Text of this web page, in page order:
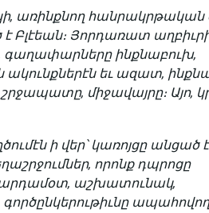
առինքնող
Բլէեան։ Յորդառատ
գաղափարները ինքնաբուխ,
ակունքներէն եւ ազատ,
միջավայրը։ Այո,
ի վեր՝ կառոյցը անցած է
որոնք դպրոցը
աշխատունակ,
գործընկերութիւնը